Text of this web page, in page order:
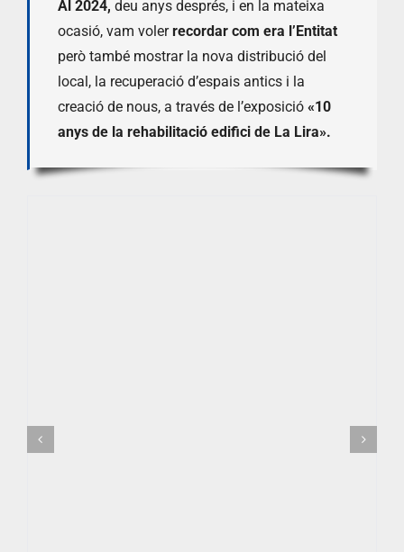
Al 2024, deu anys després, i en la mateixa
ocasió, vam volerrecordar com era l’Entitat
però també mostrar la nova distribució del
local, la recuperació d’espais antics i la
creació de nous, a través de l’exposició «10
anys de la rehabilitació edifici de La Lira».